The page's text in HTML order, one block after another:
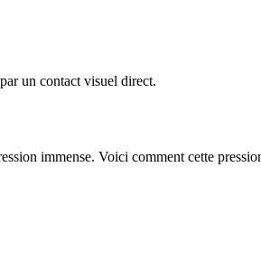
un contact visuel direct.
immense. Voici comment cette